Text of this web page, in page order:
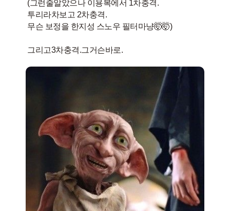
(그런줄알았으나 이용복에서 1차충격.
투리라차보고 2차충격.
무슨 보정을 한지성 스노우 필터마냥🤯🤯)